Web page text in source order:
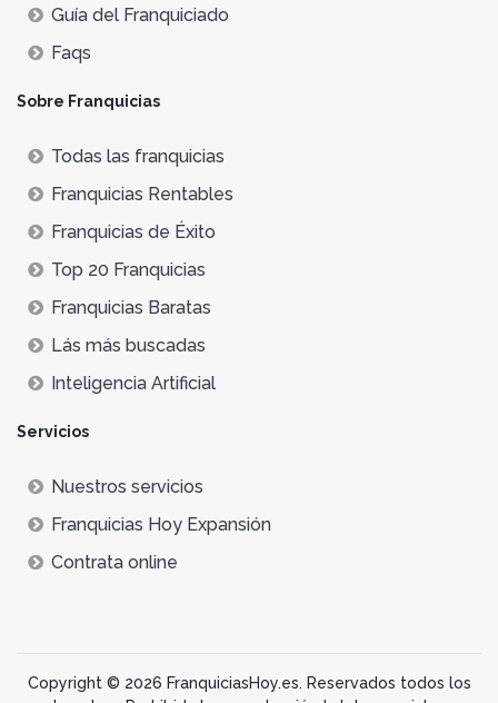
Guía del Franquiciado
Faqs
Sobre Franquicias
Todas las franquicias
Franquicias Rentables
Franquicias de Éxito
Top 20 Franquicias
Franquicias Baratas
Lás más buscadas
Inteligencia Artificial
Servicios
Nuestros servicios
Franquicias Hoy Expansión
Contrata online
Copyright © 2026 FranquiciasHoy.es. Reservados todos los